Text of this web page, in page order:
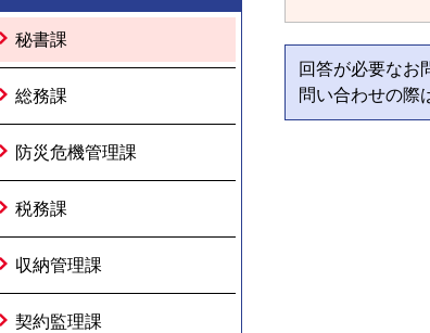
秘書課
総務課
防災危機管理課
税務課
収納管理課
契約監理課
回答が必要なお
問い合わせの際